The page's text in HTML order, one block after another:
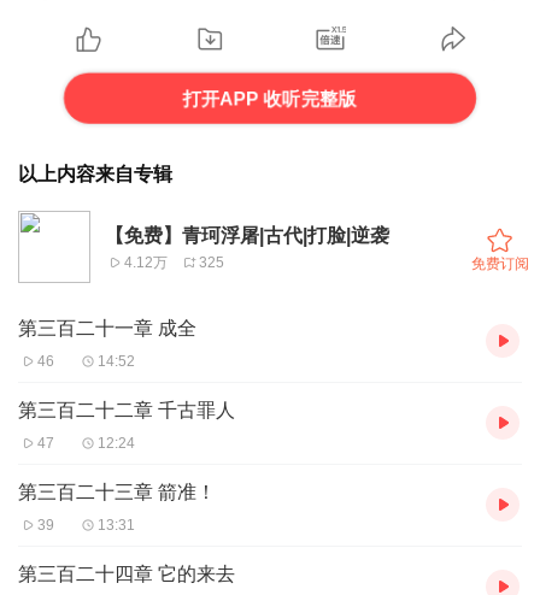
打开APP 收听完整版
以上内容来自专辑
【免费】青珂浮屠|古代|打脸|逆袭
4.12万 325 免费订阅
第三百二十一章 成全
46 14:52
第三百二十二章 千古罪人
47 12:24
第三百二十三章 箭准！
39 13:31
第三百二十四章 它的来去